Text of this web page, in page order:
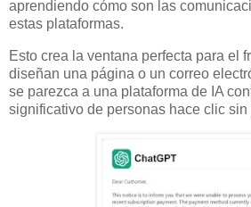
aprendiendo cómo son las
estas plataformas.
Esto crea la ventana perfecta para el
diseñan una página o un correo
se parezca a una plataforma de IA
significativo de personas hace clic